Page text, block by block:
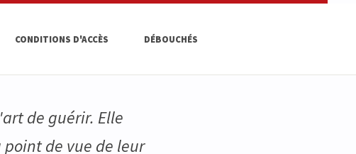
CONDITIONS D'ACCÈS DÉBOUCHÉS
de guérir. Elle
de vue de leur